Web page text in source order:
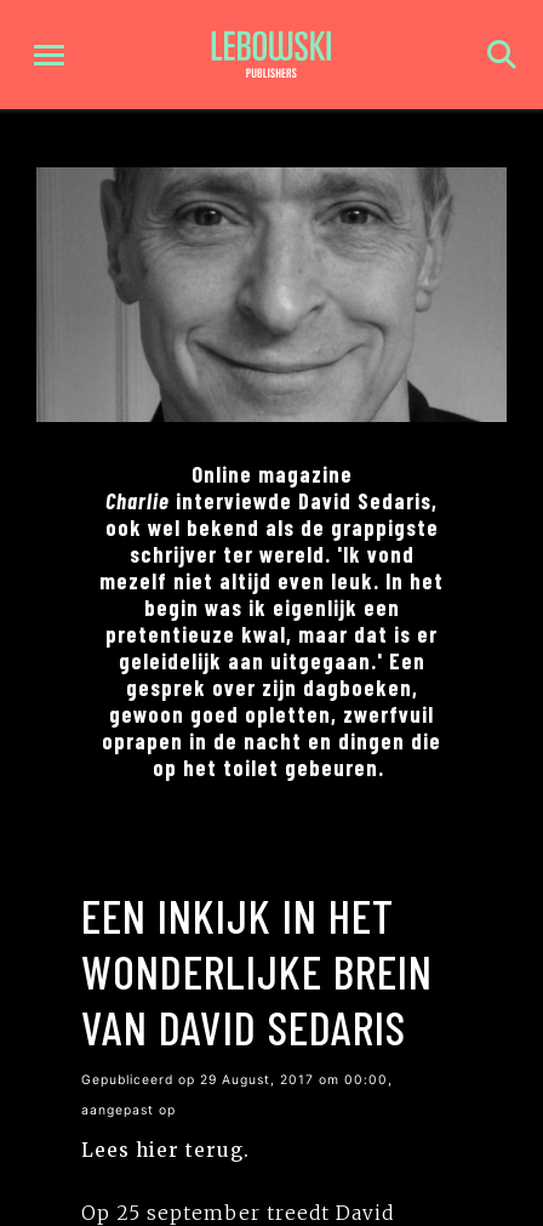
Online magazine
Charlie interviewde David Sedaris,
ook wel bekend als de grappigste
schrijver ter wereld. 'Ik vond
mezelf niet altijd even leuk. In het
begin was ik eigenlijk een
pretentieuze kwal, maar dat is er
geleidelijk aan uitgegaan.' Een
gesprek over zijn dagboeken,
gewoon goed opletten, zwerfvuil
oprapen in de nacht en dingen die
op het toilet gebeuren.
EEN INKIJK IN HET
WONDERLIJKE BREIN
VAN DAVID SEDARIS
Gepubliceerd op 29 August, 2017 om 00:00,
aangepast op
Lees hier terug.
Op 25 september treedt David